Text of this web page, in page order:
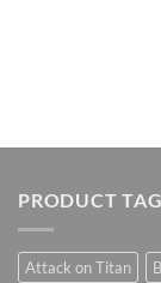
PRODUCT
Attack on Titan